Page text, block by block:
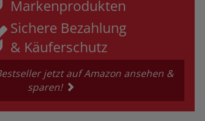
Markenprodukten
Sichere Bezahlung
& Käuferschutz
jetzt auf Amazon ansehen &
sparen!